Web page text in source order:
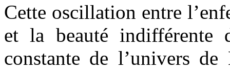
Cette oscillation entre
et la beauté indifférente
constante de l’univers